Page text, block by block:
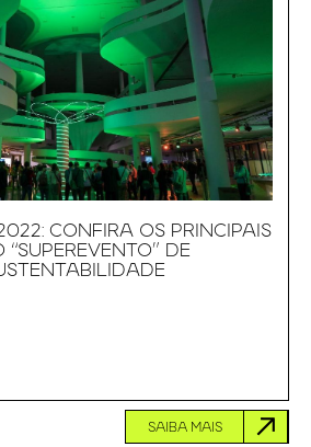
CONFIRA OS PRINCIPAIS
“SUPEREVENTO” DE
SAIBA MAIS